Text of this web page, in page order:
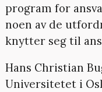
program for
noen av de
knytter seg til
Hans Christian
Universitetet i